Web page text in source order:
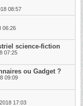
08:57
06:26
science-fiction
07:25
ou Gadget ?
09:09
17:03